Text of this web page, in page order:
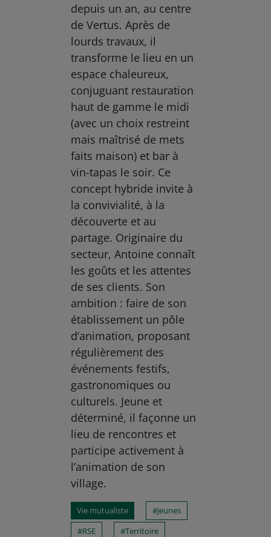
depuis un an, au centre
de Vertus. Après de
lourds travaux, il
transforme le lieu en un
espace chaleureux,
conjuguant restauration
haut de gamme le midi
(avec un choix restreint
mais maîtrisé de mets
faits maison) et bar à
vin-tapas le soir. Ce
concept hybride invite à
la convivialité, à la
découverte et au
partage. Originaire du
secteur, Antoine connaît
les goûts et les attentes
de ses clients. Son
ambition : faire de son
établissement un pôle
d’animation, proposant
régulièrement des
événements festifs,
gastronomiques ou
culturels. Jeune et
déterminé, il façonne un
lieu de rencontres et
participe activement à
l’animation de son
village.
Vie mutualiste
Jeunes
RSE
Territoire